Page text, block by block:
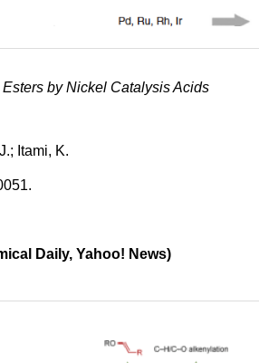
by Nickel Catalysis Acids
Itami, K.
Daily, Yahoo! News)